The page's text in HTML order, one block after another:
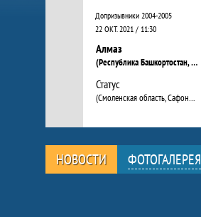
Допризывники 2004-2005
22 ОКТ. 2021 / 11:30
Алмаз
(Республика Башкортостан, г. Салават)
Статус
(Смоленская область, Сафоново г.)
НОВОСТИ ФОТОГАЛЕРЕЯ